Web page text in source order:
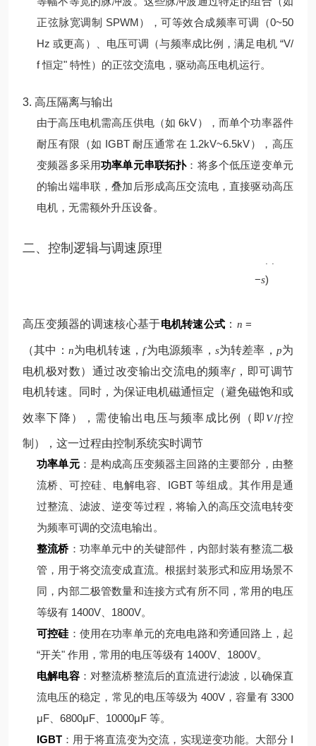
正弦脉宽调制 SPWM），可等效合成频率可调（0~50
Hz 或更高）、电压可调（与频率成比例，满足电机 “V/
f 恒定" 特性）的正弦交流电，驱动高压电机运行。
3. 高压隔离与输出
由于高压电机需高压供电（如 6kV），而单个功率器件
耐压有限（如 IGBT 耐压通常在 1.2kV~6.5kV），高压
变频器多采用功率单元串联拓扑：将多个低压逆变单元
的输出端串联，叠加后形成高压交流电，直接驱动高压
电机，无需额外升压设备。
二、控制逻辑与调速原理
高压变频器的调速核心基于电机转速公式 ： n =
−s)
（其中： n为电机转速， f为电源频率， s为转差率， p为
电机极对数） 通过改变输出交流电的频率f，即可调节
电机转速。同时，为保证电机磁通恒定（避免磁饱和或
效率下降），需使输出电压与频率成比例（即 V /f控
制），这一过程由控制系统实时调节
功率单元：是构成高压变频器主回路的主要部分，由整
流桥、可控硅、电解电容、IGBT 等组成。其作用是通
过整流、滤波、逆变等过程，将输入的高压交流电转变
为频率可调的交流电输出。
整流桥：功率单元中的关键部件，内部封装有整流二极
管，用于将交流变成直流。根据封装形式和应用场景不
同，内部二极管数量和连接方式有所不同，常用的电压
等级有 1400V、1800V。
可控硅 ：使用在功率单元的充电电路和旁通回路上，起
“开关" 作用，常用的电压等级有 1400V、1800V。
电解电容：对整流桥整流后的直流进行滤波，以确保直
流电压的稳定，常见的电压等级为 400V，容量有 3300
μF、6800μF、10000μF 等。
IGBT ：用于将直流变为交流，实现逆变功能。大部分 I